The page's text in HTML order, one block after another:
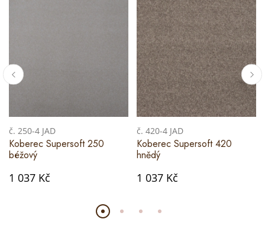
č. 250-4 JAD
Koberec Supersoft 250
béžový
1 037 Kč
č. 420-4 JAD
Koberec Supersoft 420
hnědý
1 037 Kč